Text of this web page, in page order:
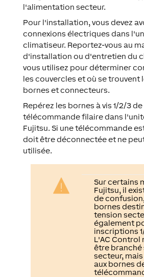
l'alimentation secteur.
Pour l'installation, vous devez
connexions électriques dans
climatiseur. Reportez-vous au
d'installation ou d'entretien du
vous utilisez pour déterminer
les couvercles et où se trouvent
bornes et connecteurs.
Repérez les bornes à vis 1/2/3 de
télécommande filaire dans
Fujitsu. Si une télécommande
doit être déconnectée et ne
utilisée.
Sur certains
Fujitsu, il
de
bornes
tension
également
inscriptions
L'AC Control
être branché
secteur, mais
aux bornes